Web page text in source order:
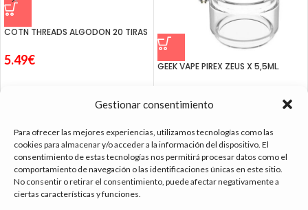
Gestionar consentimiento
Para ofrecer las mejores experiencias, utilizamos tecnologías como las
cookies para almacenar y/o acceder a la información del dispositivo. El
consentimiento de estas tecnologías nos permitirá procesar datos como el
comportamiento de navegación o las identificaciones únicas en este sitio.
No consentir o retirar el consentimiento, puede afectar negativamente a
ciertas características y funciones.
COTN THREADS ALGODON 20 TIRAS
5.49€ GEEK VAPE PIREX ZEUS X 5,5ML.
tienda vapeo málaga